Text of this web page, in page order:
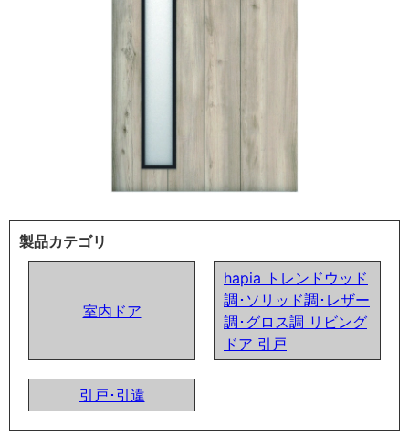
製品カテゴリ
室内ドア
hapia トレンドウッド
調･ソリッド調･レザー
調･グロス調 リビング
ドア 引戸
引戸･引違